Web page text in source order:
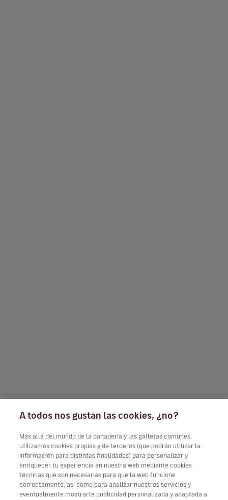
A todos nos gustan las cookies, ¿no?
Más allá del mundo de la panadería y las galletas comunes,
utilizamos cookies propias y de terceros (que podrán utilizar la
información para distintas finalidades) para personalizar y
enriquecer tu experiencia en nuestra web mediante cookies
técnicas que son necesarias para que la web funcione
correctamente, así como para analizar nuestros servicios y
eventualmente mostrarte publicidad personalizada y adaptada a